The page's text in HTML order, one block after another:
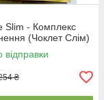
Slim - Комплекс
(Чоклет Слім)
відправки
₴